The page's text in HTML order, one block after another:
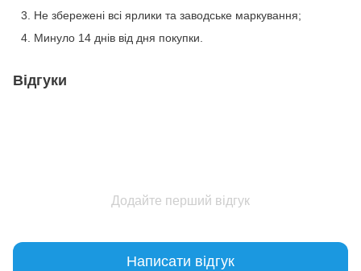
Не збережені всі ярлики та заводське маркування;
Минуло 14 днів від дня покупки.
Відгуки
Додайте перший відгук
Написати відгук